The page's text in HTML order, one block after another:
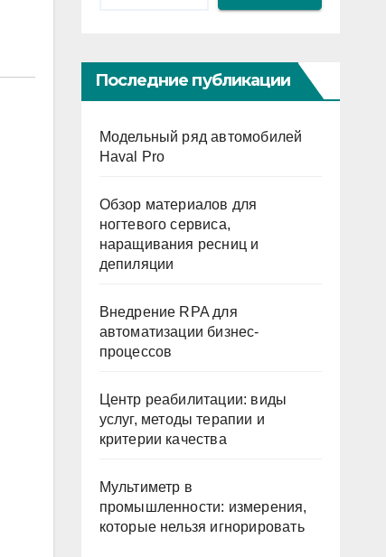
Последние публикации
Модельный ряд автомобилей
Haval Pro
Обзор материалов для
ногтевого сервиса,
наращивания ресниц и
депиляции
Внедрение RPA для
автоматизации бизнес-
процессов
Центр реабилитации: виды
услуг, методы терапии и
критерии качества
Мультиметр в
промышленности: измерения,
которые нельзя игнорировать